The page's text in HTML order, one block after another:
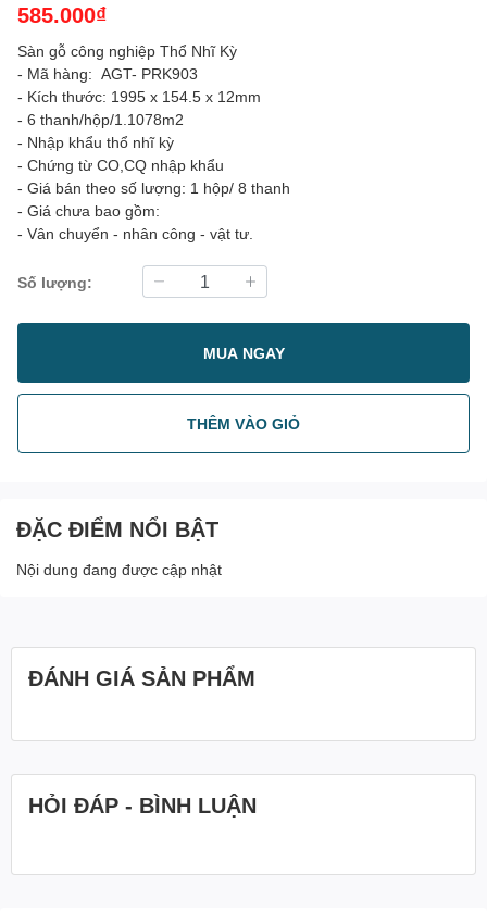
585.000₫
Sàn gỗ công nghiệp Thổ Nhĩ Kỳ
- Mã hàng: AGT- PRK903
- Kích thước: 1995 x 154.5 x 12mm
- 6 thanh/hộp/1.1078m2
- Nhập khẩu thổ nhĩ kỳ
- Chứng từ CO,CQ nhập khẩu
- Giá bán theo số lượng: 1 hộp/ 8 thanh
- Giá chưa bao gồm:
- Vân chuyển - nhân công - vật tư.
Số lượng:
MUA NGAY
THÊM VÀO GIỎ
ĐẶC ĐIỂM NỔI BẬT
Nội dung đang được cập nhật
ĐÁNH GIÁ SẢN PHẨM
HỎI ĐÁP - BÌNH LUẬN